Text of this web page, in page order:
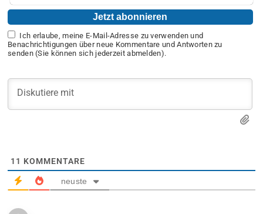
Ich erlaube, meine E-Mail-Adresse zu verwenden und
Benachrichtigungen über neue Kommentare und Antworten zu
senden (Sie können sich jederzeit abmelden).
11 KOMMENTARE
neuste